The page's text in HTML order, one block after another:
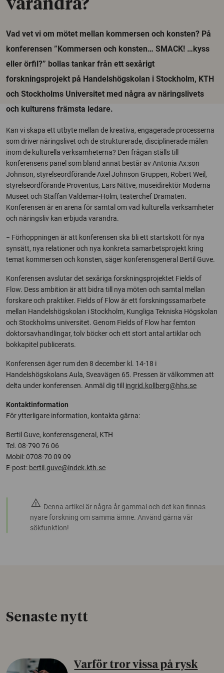
varandra?
Vad vet vi om mötet mellan kommersen och konsten? På
konferensen ”Kommersen och konsten… SMACK! …kyss
eller örfil?” bollas tankar från ett sexårigt
forskningsprojekt på Handelshögskolan i Stockholm, KTH
och Stockholms Universitet med några av näringslivets
och kulturens främsta ledare.
Kan vi skapa ett utbyte mellan de kreativa, engagerade processerna
som driver näringslivet och de strukturerade, disciplinerade målen
inom de kulturella verksamheterna? Den frågan ställs till
konferensens panel som bland annat består av Antonia Ax:son
Johnson, styrelseordförande Axel Johnson Gruppen, Robert Weil,
styrelseordförande Proventus, Lars Nittve, museidirektör Moderna
Museet och Staffan Valdemar-Holm, teaterchef Dramaten.
Konferensen är en arena för samtal om vad kulturella verksamheter
och näringsliv kan erbjuda varandra.
− Förhoppningen är att konferensen ska bli ett startskott för nya
synsätt, nya relationer och nya konkreta samarbetsprojekt kring
temat kommersen och konsten, säger konferensgeneral Bertil Guve.
Konferensen avslutar det sexåriga forskningsprojektet Fields of
Flow. Dess ambition är att bidra till nya möten och samtal mellan
forskare och praktiker. Fields of Flow är ett forskningssamarbete
mellan Handelshögskolan i Stockholm, Kungliga Tekniska Högskolan
och Stockholms universitet. Genom Fields of Flow har femton
doktorsavhandlingar, tolv böcker och ett stort antal artiklar och
bokkapitel publicerats.
Konferensen äger rum den 8 december kl. 14-18 i
Handelshögskolans Aula, Sveavägen 65. Pressen är välkommen att
delta under konferensen. Anmäl dig till ingrid.kollberg@hhs.se
Kontaktinformation
För ytterligare information, kontakta gärna:
Bertil Guve, konferensgeneral, KTH
Tel. 08-790 76 06
Mobil: 0708-70 09 09
E-post: bertil.guve@indek.kth.se
warning Denna artikel är några år gammal och det kan finnas
nyare forskning om samma ämne. Använd gärna vår
sökfunktion!
Senaste nytt
Varför tror vissa på rysk